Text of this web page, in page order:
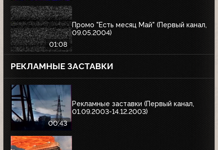
01:08
Промо "Есть месяц Май" (Первый канал,
09.05.2004)
РЕКЛАМНЫЕ ЗАСТАВКИ
00:43
Рекламные заставки (Первый канал,
01.09.2003-14.12.2003)